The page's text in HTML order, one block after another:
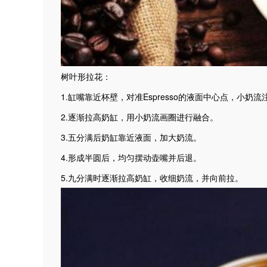
树叶形拉花：
1.缸嘴靠近杯壁，对准Espresso的液面中心点，小奶流
2.逐渐拉高奶缸，用小奶流画圈进行融合。
3.五分满后奶缸靠近液面，加大奶流。
4.形成半圆后，均匀摆动壶嘴并后退。
5.九分满时逐渐拉高奶缸，收细奶流，并向前拉。